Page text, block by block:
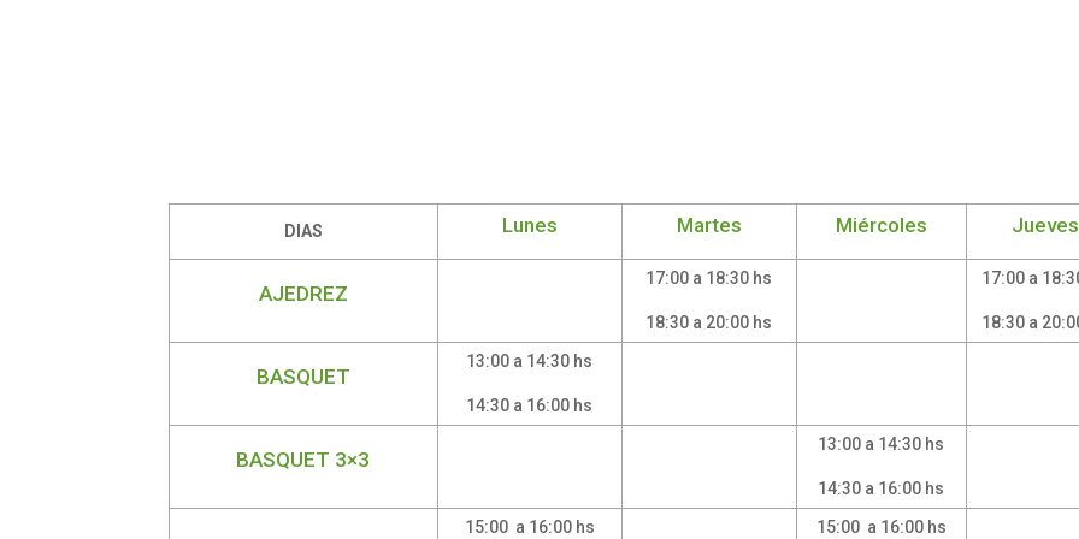
DIAS Lunes Martes Miércoles Jueves
AJEDREZ
17:00 a 18:30 hs
18:30 a 20:00 hs
17:00 a
18:30 a
BASQUET
13:00 a 14:30 hs
14:30 a 16:00 hs
BASQUET 3×3
13:00 a 14:30 hs
14:30 a 16:00 hs
15:00 a 16:00 hs
15:00 a 16:00 hs